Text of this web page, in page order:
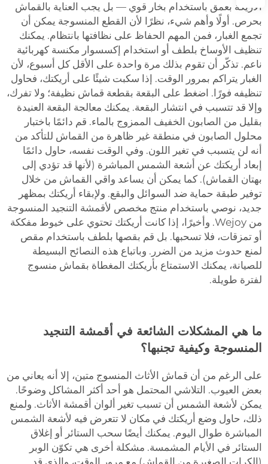
الأريكة بعمق باستخدام بخار قوي — بل يجب العناية بالقماش
بحرص. أولًا وأهم شيء، نظرًا لأن القطع المنسوجة يمكن أن
تجمع الغبار، فمن المهم الحفاظ على نظافتها بانتظام. يمكنك
تنظيف الأوساخ بلطف أو استخدام إكسسوار مكنسة كهربائية
ناعم. تذكّر أن تقوم بذلك مرة واحدة على الأقل كل أسبوع، لأن
الغبار يتراكم بمرور الوقت. إذا سكبت شيئًا على أريكتك، فحاول
تنظيفه فورًا. اضغط على البقعة بقطعة قماش نظيفة؛ ولا تفرك،
وإلا قد تتسبب في انتشار البقعة. يمكنك معالجة البقعة العنيدة
بقليل من الصابون الخفيف الممزوج بالماء. قم دائمًا باختبار
محلول الصابون في منطقة غير ظاهرة من القماش للتأكد من
أنه لن يتسبب في تغير اللون. وفي الوقت نفسه، حاول دائمًا
إبعاد أريكتك عن أشعة الشمس المباشرة (لأنها قد تؤدي إلى
بهتان القماش). كما يمكن أن يساعد واقي القماش من خلال
توفير طبقة حماية ضد السوائل والبقع. ولإبقاء أريكتك بمظهر
جديد، نوصي باستخدام منتج مخصص لأقمشة التنجيد المنسوجة
من Wejoy. وأخيرًا، إذا كانت أريكتك تحتوي على خيوط مفككة
أو تمزقات، فلا تسحبها. بل قم بقصها بلطف باستخدام مقص
لمنع حدوث مزيد من الضرر. وباتباع هذه النصائح البسيطة
للصيانة، يمكنك الاستمتاع بأريكتك المغطاة بقماش منسوج
لفترة طويلة.
ما هي المشكلات الشائعة في أقمشة التنجيد
المنسوجة وكيفية تجنبها؟
على الرغم من أن قماش الأثاث المنسوج متين، إلا أنه يعاني من
بعض العيوب. التلاشي المحتمل هو أحد أكثر المشاكل وضوحًا.
يمكن لأشعة الشمس أن تسبب تغير ألوان أقمشة الأثاث. ولمنع
ذلك، حاول وضع أريكتك في مكان لا تتعرض فيه لأشعة الشمس
المباشرة طوال اليوم. يمكنك أيضًا سحب الستائر أو إغلاق
الستائر في الأيام المشمسة. مشكلة أخرى هي تكوّن الوبر